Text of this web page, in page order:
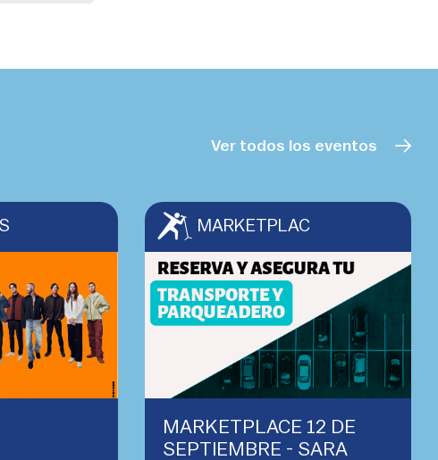
Ver todos los eventos
MARKETPLAC
MARKETPLACE 12 DE
SEPTIEMBRE - SARA